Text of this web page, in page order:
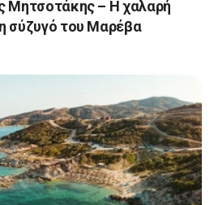
Μητσοτάκης – Η χαλαρή
σύζυγό του Μαρέβα